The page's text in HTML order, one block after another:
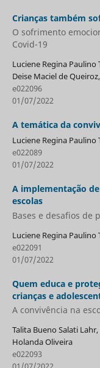
Crianças também
O sofrimento
Covid-19
Luciene Regina
Deise Maciel de
e022096
01/07/2022
A temática da
Luciene Regina
e022089
01/07/2022
A implementação
escolas
Bases e desafios de
Luciene Regina
e022091
01/07/2022
Quem educa e
crianças e
A convivência na
Talita Bueno Salati
Holanda Oliveira
e022093